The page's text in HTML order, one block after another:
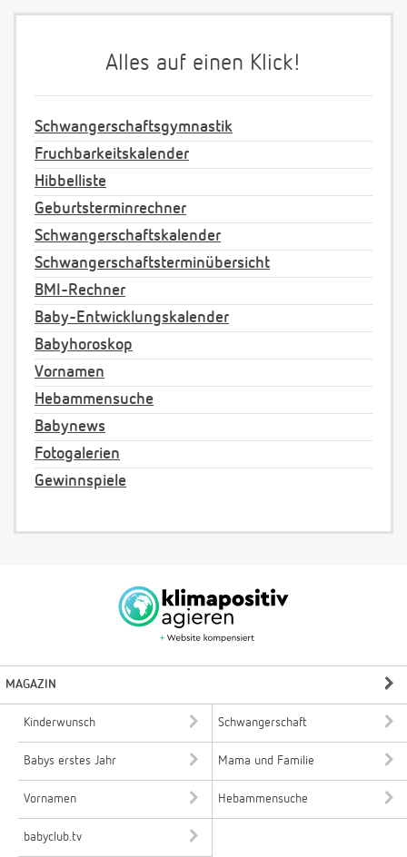
Alles auf einen Klick!
Schwangerschaftsgymnastik
Fruchbarkeitskalender
Hibbelliste
Geburtsterminrechner
Schwangerschaftskalender
Schwangerschaftsterminübersicht
BMI-Rechner
Baby-Entwicklungskalender
Babyhoroskop
Vornamen
Hebammensuche
Babynews
Fotogalerien
Gewinnspiele
MAGAZIN
Kinderwunsch Schwangerschaft
Babys erstes Jahr Mama und Familie
Vornamen Hebammensuche
babyclub.tv